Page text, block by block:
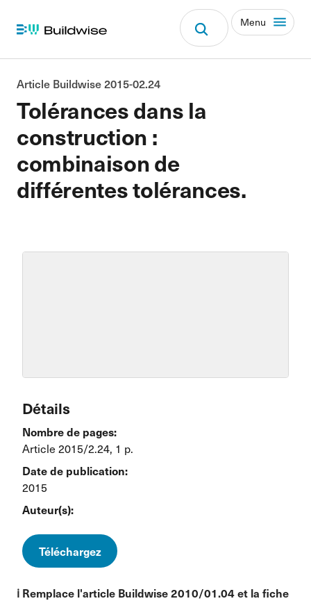
Menu
Tolérances dans la
construction :
combinaison de
différentes tolérances.
Article Buildwise 2015-02.24
Détails
Nombre de pages:
Article 2015/2.24, 1 p.
Date de publication:
2015
Auteur(s):
Téléchargez
ℹ️ Remplace l'article Buildwise 2010/01.04 et la fiche